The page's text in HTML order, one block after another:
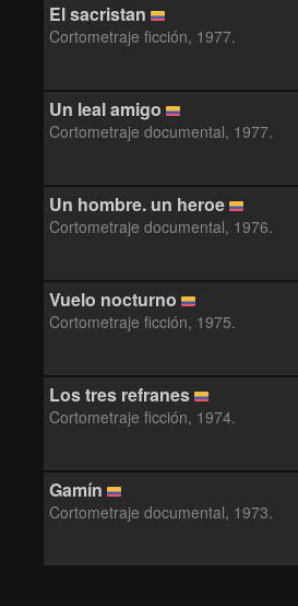
El sacristan
Cortometraje ficción, 1977.
Un leal amigo
Cortometraje documental, 1977.
Un hombre. un heroe
Cortometraje documental, 1976.
Vuelo nocturno
Cortometraje ficción, 1975.
Los tres refranes
Cortometraje ficción, 1974.
Gamín
Cortometraje documental, 1973.